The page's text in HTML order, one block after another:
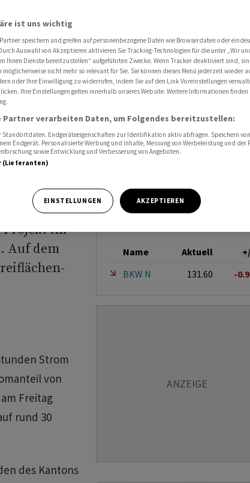
bauen
Bern
Projekt im
Auf dem
Strom
von
Freitag
rund 30
des Kantons
Name Aktuell
BKW N
131.60 -
ist uns wichtig
speichern und greifen auf personenbezogene Daten wie Browserdaten oder
Auswahl von Akzeptieren aktivieren Sie Tracking-Technologien für die unter „Wir
Ihnen Dienste bereitzustellen“ aufgeführten Zwecke. Wenn Tracker deaktiviert sind,
möglicherweise nicht mehr so relevant für Sie. Sie können dieses Menü jederzeit wieder
oder Ihre Einwilligung zu widerrufen, indem Sie auf den Link Voreinstellungen
Ihre Einstellungen gelten innerhalb unseres Website. Weitere Informationen finden
Partner verarbeiten Daten, um Folgendes bereitzustellen:
Standortdaten. Endgeräteeigenschaften zur Identifikation aktiv abfragen. Speichern
Endgerät. Personalisierte Werbung und Inhalte, Messung von Werbeleistung und der
sowie Entwicklung und Verbesserung von Angeboten.
(Lieferanten)
EINSTELLUNGEN AKZEPTIEREN